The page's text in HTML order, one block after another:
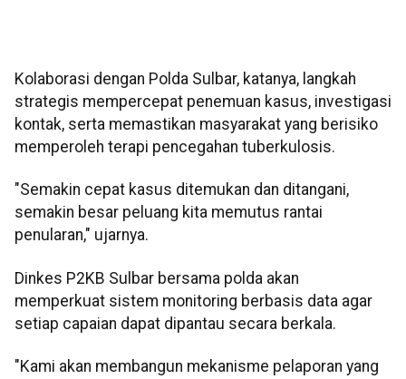
Kolaborasi dengan Polda Sulbar, katanya, langkah
strategis mempercepat penemuan kasus, investigasi
kontak, serta memastikan masyarakat yang berisiko
memperoleh terapi pencegahan tuberkulosis.
"Semakin cepat kasus ditemukan dan ditangani,
semakin besar peluang kita memutus rantai
penularan," ujarnya.
Dinkes P2KB Sulbar bersama polda akan
memperkuat sistem monitoring berbasis data agar
setiap capaian dapat dipantau secara berkala.
"Kami akan membangun mekanisme pelaporan yang